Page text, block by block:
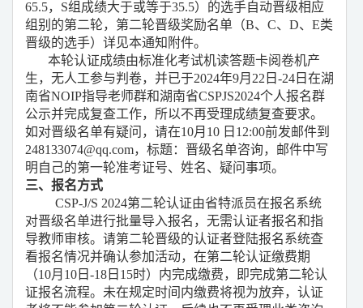
65.5，S组成绩大于或等于35.5）的选手自动晋级相应
组别的第二轮， 第二轮晋级奖励名单 （B、C、D、E类
晋级的选手） 详见本通知附件。
本轮认证成绩由标准化考试机读答题卡阅卷机产
生，无人工参与判卷，并已于2024年9月 22 日 -24 日在湖
南省NOIP指导老师群和湖南省CSPJS2024个人报名群
公示并完成复查工作，所以不再受理成绩复查要求。
如对晋级名单有疑问，请在10月 10 日 12:00前发邮件到
248133074@qq.com， 标题：晋级名单咨询， 邮件中写
明自己的第一轮准考证号、姓名、疑问事项。
三、报名方式
CSP-J/S 2024第二轮认证由省特派员在报名系统
对晋级名单进行批量导入报名，无需认证者报名和指
导教师审核。请第二轮晋级的认证者登陆报名系统查
看报名情况并确认参加活动，在第二轮认证缴费期
（10月10日-18日15时）内完成缴费，即完成第二轮认
证报名流程。未在规定时间内缴费将视为放弃，认证